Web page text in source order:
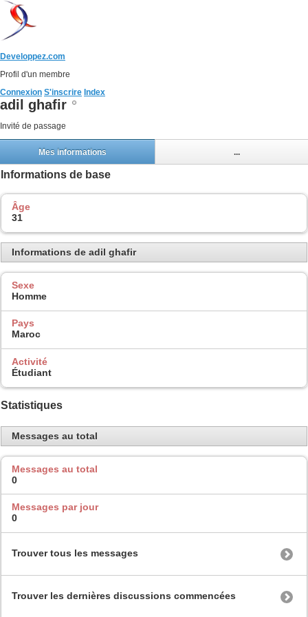
Developpez.com
Profil d'un membre
Connexion S'inscrire Index
adil ghafir
Invité de passage
Mes informations ...
Informations de base
Âge
31
Informations de adil ghafir
Sexe
Homme
Pays
Maroc
Activité
Étudiant
Statistiques
Messages au total
Messages au total
0
Messages par jour
0
Trouver tous les messages
Trouver les dernières discussions commencées